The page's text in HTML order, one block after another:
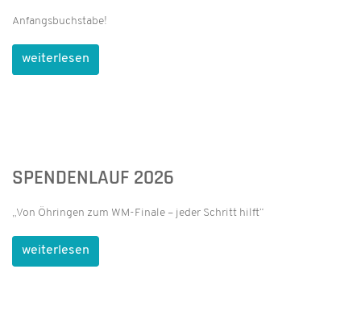
Anfangsbuchstabe!
weiterlesen
SPENDENLAUF 2026
„Von Öhringen zum WM-Finale – jeder Schritt hilft“
weiterlesen